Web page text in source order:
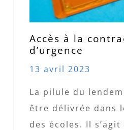
Accès à la
d’urgence
13 avril 2023
La pilule du
être délivrée dans
des écoles. Il s’agit